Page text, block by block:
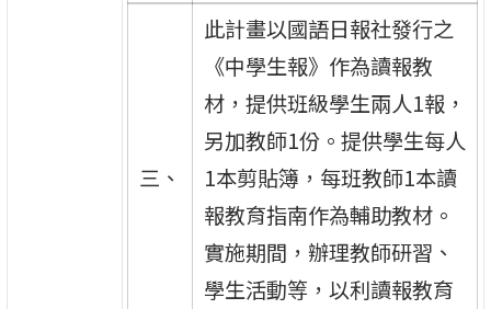
三、
此計畫以國語日報社發行之
《中學生報》作為讀報教
材，提供班級學生兩人1報，
另加教師1份。提供學生每人
1本剪貼簿，每班教師1本讀
報教育指南作為輔助教材。
實施期間，辦理教師研習、
學生活動等，以利讀報教育